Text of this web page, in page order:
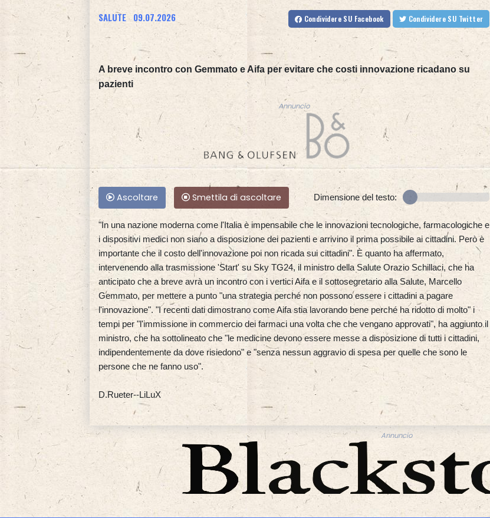
SALUTE 09.07.2026 Condividere SU Facebook Condividere SU Twitter
A breve incontro con Gemmato e Aifa per evitare che costi innovazione ricadano su
pazienti
Annuncio
Ascoltare Smettila di ascoltare Dimensione del testo:
"In una nazione moderna come l'Italia è impensabile che le innovazioni tecnologiche, farmacologiche e
i dispositivi medici non siano a disposizione dei pazienti e arrivino il prima possibile ai cittadini. Però è
importante che il costo dell'innovazione poi non ricada sui cittadini". È quanto ha affermato,
intervenendo alla trasmissione 'Start' su Sky TG24, il ministro della Salute Orazio Schillaci, che ha
anticipato che a breve avrà un incontro con i vertici Aifa e il sottosegretario alla Salute, Marcello
Gemmato, per mettere a punto "una strategia perché non possono essere i cittadini a pagare
l'innovazione". "I recenti dati dimostrano come Aifa stia lavorando bene perché ha ridotto di molto" i
tempi per "l'immissione in commercio dei farmaci una volta che che vengano approvati", ha aggiunto il
ministro, che ha sottolineato che "le medicine devono essere messe a disposizione di tutti i cittadini,
indipendentemente da dove risiedono" e "senza nessun aggravio di spesa per quelle che sono le
persone che ne fanno uso".
D.Rueter--LiLuX
Annuncio